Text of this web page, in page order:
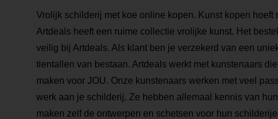
Vrolijk schilderij met koe online kopen. Kunst kopen hoeft
Artdeals heeft een ruime collectie vrolijke kunst. Het
veilig bij Artdeals. Als klant ben je verzekerd van een
tientallen van bestaan. Artdeals werkt met kunstenaars
maken voor JOU. Onze kunstenaars werken met veel
werk aan je schilderij. Ze hebben allemaal kennis van
maken zelf de ontwerpen en schetsen voor hun